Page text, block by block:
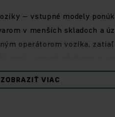
– vstupné modely
v menších skladoch a
operátorom vozíka,
ZOBRAZIŤ VIAC